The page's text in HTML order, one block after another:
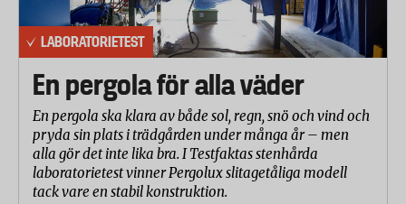
LABORATORIETEST
En pergola för alla väder
En pergola ska klara av både sol, regn, snö och vind och
pryda sin plats i trädgården under många år – men
alla gör det inte lika bra. I Testfaktas stenhårda
laboratorietest vinner Pergolux slitagetåliga modell
tack vare en stabil konstruktion.